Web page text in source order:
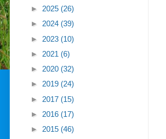
► 2025 (26)
► 2024 (39)
► 2023 (10)
► 2021 (6)
► 2020 (32)
► 2019 (24)
► 2017 (15)
► 2016 (17)
► 2015 (46)